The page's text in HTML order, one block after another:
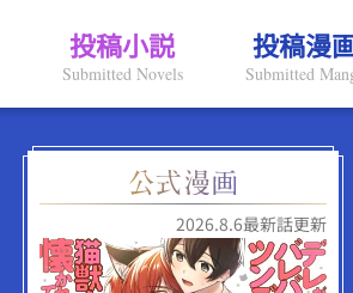
投稿小説
Submitted Novels
投稿漫
Submitted
2026.8.6最新話更新